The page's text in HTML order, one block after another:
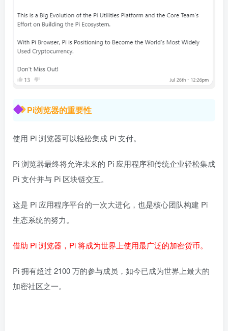
Pi浏览器的重要性
使用 Pi 浏览器可以轻松集成 Pi 支付。
Pi 浏览器最终将允许未来的 Pi 应用程序和传统企业轻松集成
Pi 支付并与 Pi 区块链交互。
这是 Pi 应用程序平台的一次大进化，也是核心团队构建 Pi
生态系统的努力。
借助 Pi 浏览器，Pi 将成为世界上使用最广泛的加密货币。
Pi 拥有超过 2100 万的参与成员，如今已成为世界上最大的
加密社区之一。